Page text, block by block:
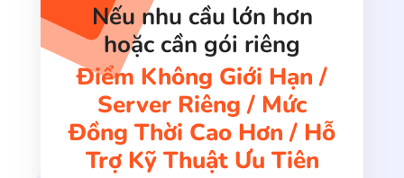
Nếu nhu cầu lớn hơn
hoặc cần gói riêng
Điểm Không Giới Hạn /
Server Riêng / Mức
Đồng Thời Cao Hơn / Hỗ
Trợ Kỹ Thuật Ưu Tiên